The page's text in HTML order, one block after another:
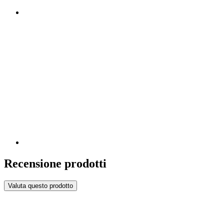
Recensione prodotti
Valuta questo prodotto